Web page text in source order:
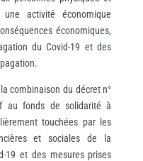
activité économique
économiques,
du Covid-19 et des
combinaison du décret n°
au fonds de solidarité à
touchées par les
et sociales de la
19 et des mesures prises